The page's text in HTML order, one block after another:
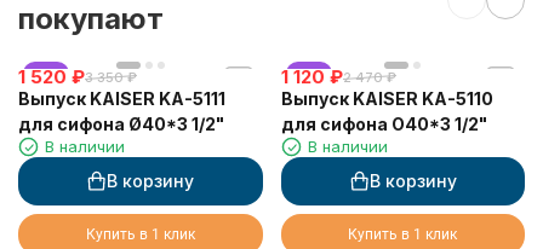
покупают
хит
1 520 ₽3 350 ₽
Выпуск KAISER KA-5111
для сифона Ø40*3 1/2"
В наличии
В корзину
Купить в 1 клик
хит
1 120 ₽2 470 ₽
Выпуск KAISER KA-5110
для сифона O40*3 1/2"
В наличии
В корзину
Купить в 1 клик